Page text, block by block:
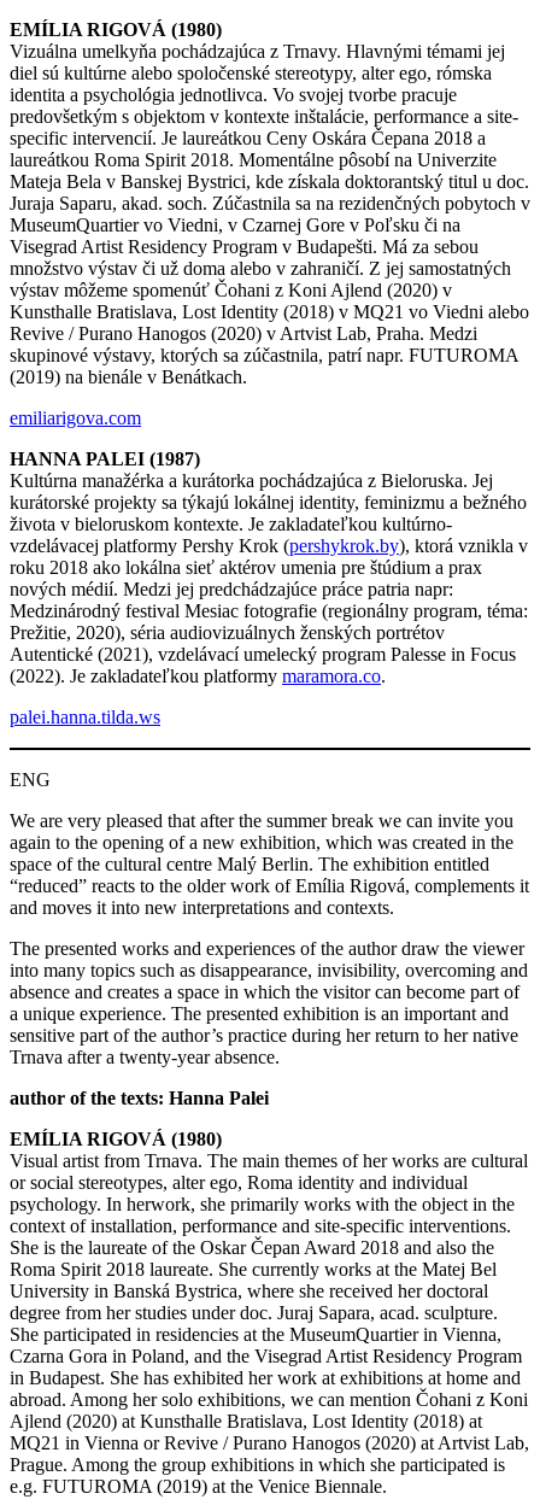
EMÍLIA RIGOVÁ (1980)
Vizuálna umelkyňa pochádzajúca z Trnavy. Hlavnými témami jej
diel sú kultúrne alebo spoločenské stereotypy, alter ego, rómska
identita a psychológia jednotlivca. Vo svojej tvorbe pracuje
predovšetkým s objektom v kontexte inštalácie, performance a site-
specific intervencií. Je laureátkou Ceny Oskára Čepana 2018 a
laureátkou Roma Spirit 2018. Momentálne pôsobí na Univerzite
Mateja Bela v Banskej Bystrici, kde získala doktorantský titul u doc.
Juraja Saparu, akad. soch. Zúčastnila sa na rezidenčných pobytoch v
MuseumQuartier vo Viedni, v Czarnej Gore v Poľsku či na
Visegrad Artist Residency Program v Budapešti. Má za sebou
množstvo výstav či už doma alebo v zahraničí. Z jej samostatných
výstav môžeme spomenúť Čohani z Koni Ajlend (2020) v
Kunsthalle Bratislava, Lost Identity (2018) v MQ21 vo Viedni alebo
Revive / Purano Hanogos (2020) v Artvist Lab, Praha. Medzi
skupinové výstavy, ktorých sa zúčastnila, patrí napr. FUTUROMA
(2019) na bienále v Benátkach.
emiliarigova.com
HANNA PALEI (1987)
Kultúrna manažérka a kurátorka pochádzajúca z Bieloruska. Jej
kurátorské projekty sa týkajú lokálnej identity, feminizmu a bežného
života v bieloruskom kontexte. Je zakladateľkou kultúrno-
vzdelávacej platformy Pershy Krok (pershykrok.by), ktorá vznikla v
roku 2018 ako lokálna sieť aktérov umenia pre štúdium a prax
nových médií. Medzi jej predchádzajúce práce patria napr:
Medzinárodný festival Mesiac fotografie (regionálny program, téma:
Prežitie, 2020), séria audiovizuálnych ženských portrétov
Autentické (2021), vzdelávací umelecký program Palesse in Focus
(2022). Je zakladateľkou platformy maramora.co.
palei.hanna.tilda.ws
ENG
We are very pleased that after the summer break we can invite you
again to the opening of a new exhibition, which was created in the
space of the cultural centre Malý Berlin. The exhibition entitled
“reduced” reacts to the older work of Emília Rigová, complements it
and moves it into new interpretations and contexts.
The presented works and experiences of the author draw the viewer
into many topics such as disappearance, invisibility, overcoming and
absence and creates a space in which the visitor can become part of
a unique experience. The presented exhibition is an important and
sensitive part of the author’s practice during her return to her native
Trnava after a twenty-year absence.
author of the texts: Hanna Palei
EMÍLIA RIGOVÁ (1980)
Visual artist from Trnava. The main themes of her works are cultural
or social stereotypes, alter ego, Roma identity and individual
psychology. In herwork, she primarily works with the object in the
context of installation, performance and site-specific interventions.
She is the laureate of the Oskar Čepan Award 2018 and also the
Roma Spirit 2018 laureate. She currently works at the Matej Bel
University in Banská Bystrica, where she received her doctoral
degree from her studies under doc. Juraj Sapara, acad. sculpture.
She participated in residencies at the MuseumQuartier in Vienna,
Czarna Gora in Poland, and the Visegrad Artist Residency Program
in Budapest. She has exhibited her work at exhibitions at home and
abroad. Among her solo exhibitions, we can mention Čohani z Koni
Ajlend (2020) at Kunsthalle Bratislava, Lost Identity (2018) at
MQ21 in Vienna or Revive / Purano Hanogos (2020) at Artvist Lab,
Prague. Among the group exhibitions in which she participated is
e.g. FUTUROMA (2019) at the Venice Biennale.